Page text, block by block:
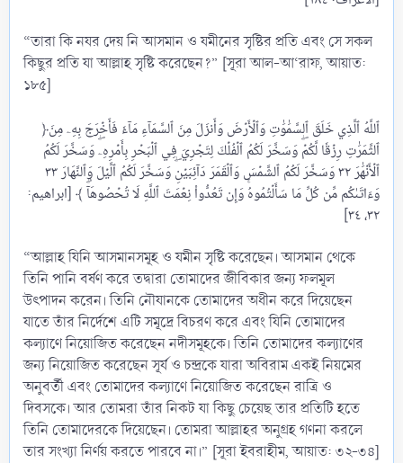
“তারা কি নযর দেয় নি আসমান ও যমীনের সৃষ্টির প্রতি এবং সে সকল
কিছুর প্রতি যা আল্লাহ সৃষ্টি করেছেন?” [সূরা আল-আ‘রাফ, আয়াত:
১৮৫]
﴿ٱللَّهُ ٱلَّذِي خَلَقَ ٱلسَّمَٰوَٰتِ وَٱلۡأَرۡضَ وَأَنزَلَ مِنَ ٱلسَّمَآءِ مَآءٗ فَأَخۡرَجَ بِهِۦ مِنَ
ٱلثَّمَرَٰتِ رِزۡقٗا لَّكُمۡۖ وَسَخَّرَ لَكُمُ ٱلۡفُلۡكَ لِتَجۡرِيَ فِي ٱلۡبَحۡرِ بِأَمۡرِهِۦۖ وَسَخَّرَ لَكُمُ
ٱلۡأَنۡهَٰرَ ٣٢ وَسَخَّرَ لَكُمُ ٱلشَّمۡسَ وَٱلۡقَمَرَ دَآئِبَيۡنِۖ وَسَخَّرَ لَكُمُ ٱلَّيۡلَ وَٱلنَّهَارَ ٣٣
وَءَاتَىٰكُم مِّن كُلِّ مَا سَأَلۡتُمُوهُۚ وَإِن تَعُدُّواْ نِعۡمَتَ ٱللَّهِ لَا تُحۡصُوهَآۗ ﴾ [ابراهيم:
“আল্লাহ যিনি আসমানসমূহ ও যমীন সৃষ্টি করেছেন। আসমান থেকে
তিনি পানি বর্ষণ করে তদ্বারা তোমাদের জীবিকার জন্য ফলমূল
উৎপাদন করেন। তিনি নৌযানকে তোমাদের অধীন করে দিয়েছেন
যাতে তাঁর নির্দেশে এটি সমূদ্রে বিচরণ করে এবং যিনি তোমাদের
কল্যাণে নিয়োজিত করেছেন নদীসমূহকে। তিনি তোমাদের কল্যাণের
জন্য নিয়োজিত করেছেন সূর্য ও চন্দ্রকে যারা অবিরাম একই নিয়মের
অনুবর্তী এবং তোমাদের কল্যাণে নিয়োজিত করেছেন রাত্রি ও
দিবসকে। আর তোমরা তাঁর নিকট যা কিছু চেয়েছ তার প্রতিটি হতে
তিনি তোমাদেরকে দিয়েছেন। তোমরা আল্লাহর অনুগ্রহ গণনা করলে
তার সংখ্যা নির্ণয় করতে পারবে না।” [সূরা ইবরাহীম, আয়াত: ৩২-৩৪]